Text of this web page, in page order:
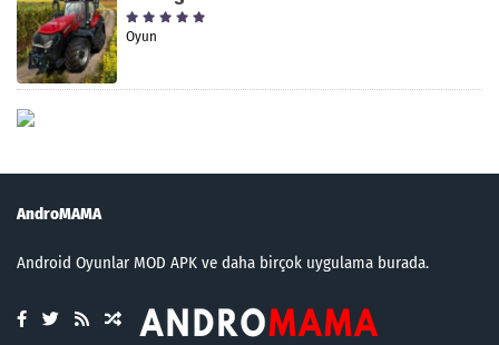
Oyun
AndroMAMA
Android Oyunlar MOD APK ve daha birçok uygulama burada.